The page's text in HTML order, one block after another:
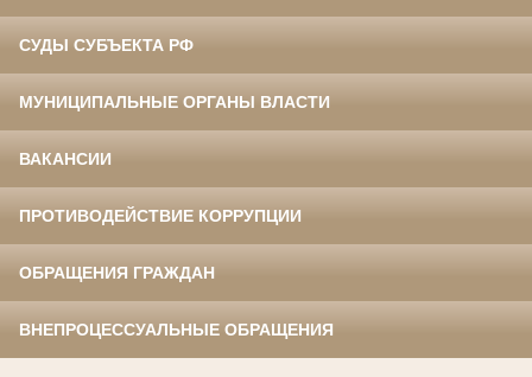
СУДЫ СУБЪЕКТА РФ
МУНИЦИПАЛЬНЫЕ ОРГАНЫ ВЛАСТИ
ВАКАНСИИ
ПРОТИВОДЕЙСТВИЕ КОРРУПЦИИ
ОБРАЩЕНИЯ ГРАЖДАН
ВНЕПРОЦЕССУАЛЬНЫЕ ОБРАЩЕНИЯ